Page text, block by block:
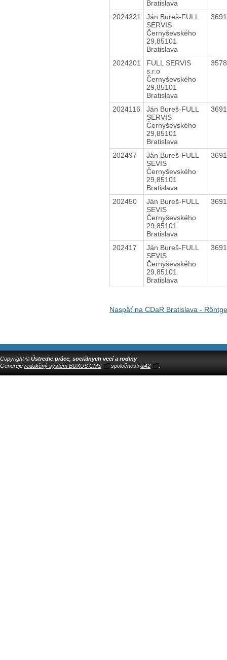
Bratislava
2024221
Ján Bureš-FULL
SERVIS
Černyševského
29,85101
Bratislava
2024201
FULL SERVIS
s.r.o
Černyševského
29,85101
Bratislava
2024116
Ján Bureš-FULL
SERVIS
Černyševského
29,85101
Bratislava
202497
Ján Bureš-FULL
SEVIS
Černyševského
29,85101
Bratislava
202450
Ján Bureš-FULL
SEVIS
Černyševského
29,85101
Bratislava
202417
Ján Bureš-FULL
SEVIS
Černyševského
29,85101
Bratislava
Naspäť na CDaR Bratislava -
Copyright © Ústredie práce, sociálnych vecí a rodiny
Generuje redakčný systém BUXUS CMS spoločnostiui42